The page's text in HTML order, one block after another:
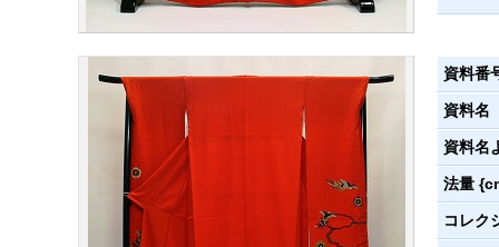
資料番
資料名
資料名
法量
コレク